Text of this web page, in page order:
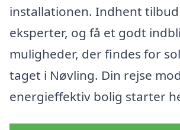
installationen. Indhent
eksperter, og få et godt
muligheder, der findes for
taget i Nøvling. Din rejse
energieffektiv bolig starter